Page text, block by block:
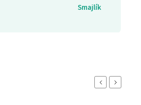
Smajlík
PreviousNext